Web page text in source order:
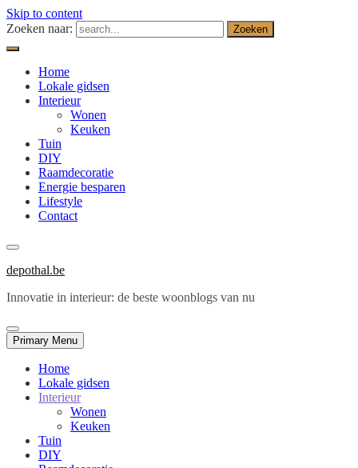
Skip to content
Zoeken naar:
Home
Lokale gidsen
Interieur
Wonen
Keuken
Tuin
DIY
Raamdecoratie
Energie besparen
Lifestyle
Contact
depothal.be
Innovatie in interieur: de beste woonblogs van nu
Primary Menu
Home
Lokale gidsen
Interieur
Wonen
Keuken
Tuin
DIY